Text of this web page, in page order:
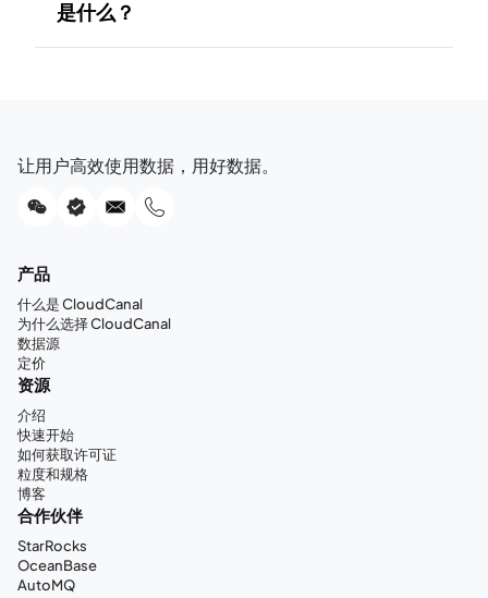
是什么？
让用户高效使用数据，用好数据。
产品
什么是 CloudCanal
为什么选择 CloudCanal
数据源
定价
资源
介绍
快速开始
如何获取许可证
粒度和规格
博客
合作伙伴
StarRocks
OceanBase
AutoMQ